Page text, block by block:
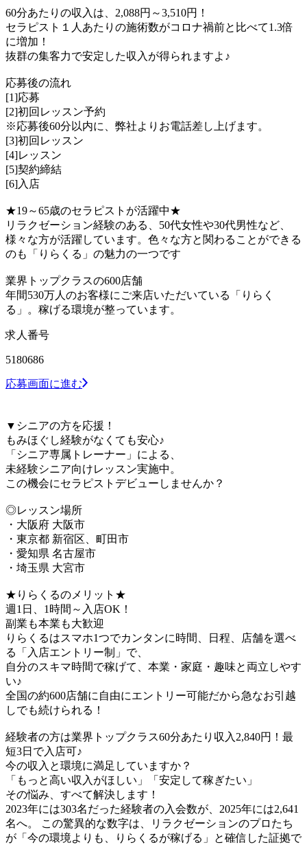
60分あたりの収入は、2,088円～3,510円！
セラピスト１人あたりの施術数がコロナ禍前と比べて1.3倍
に増加！
抜群の集客力で安定した収入が得られますよ♪
応募後の流れ
[1]応募
[2]初回レッスン予約
※応募後60分以内に、弊社よりお電話差し上げます。
[3]初回レッスン
[4]レッスン
[5]契約締結
[6]入店
★19～65歳のセラピストが活躍中★
リラクゼーション経験のある、50代女性や30代男性など、
様々な方が活躍しています。色々な方と関わることができる
のも「りらくる」の魅力の一つです
業界トップクラスの600店舗
年間530万人のお客様にご来店いただいている「りらく
る」。稼げる環境が整っています。
求人番号
5180686
応募画面に進む
▼シニアの方を応援！
もみほぐし経験がなくても安心♪
「シニア専属トレーナー」による、
未経験シニア向けレッスン実施中。
この機会にセラピストデビューしませんか？
◎レッスン場所
・大阪府 大阪市
・東京都 新宿区、町田市
・愛知県 名古屋市
・埼玉県 大宮市
★りらくるのメリット★
週1日、1時間～入店OK！
副業も本業も大歓迎
りらくるはスマホ1つでカンタンに時間、日程、店舗を選べ
る「入店エントリー制」で、
​自分のスキマ時間で稼げて、本業・家庭・趣味と両立しやす
い♪​
全国の約600店舗に自由にエントリー可能だから急なお引越
しでも続けられる！
経験者の方は業界トップクラス60分あたり収入2,840円！最
短3日で入店可♪
今の収入と環境に満足していますか？
「もっと高い収入がほしい」「安定して稼ぎたい」
その悩み、すべて解決します！
2023年には303名だった経験者の入会数が、2025年には2,641
名へ。 この驚異的な数字は、リラクゼーションのプロたち
が「今の環境よりも、りらくるが稼げる」と確信した証拠で